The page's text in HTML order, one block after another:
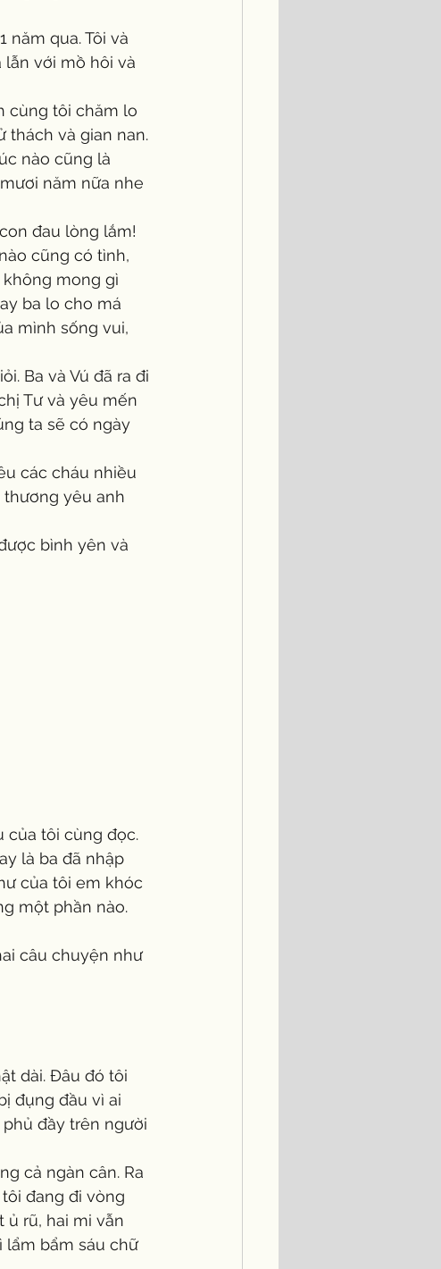
với mồ hôi và
thách và gian nan.
nào cũng là
năm nữa nhe
cũng có tình,
không mong gì
ba lo cho má
mình sống vui,
Tư và yêu mến
ta sẽ có ngày
yêu anh
là ba đã nhập
của tôi em khóc
một phần nào.
đụng đầu vì ai
đầy trên người
đang đi vòng
ủ rũ, hai mi vẫn
lẩm bẩm sáu chữ